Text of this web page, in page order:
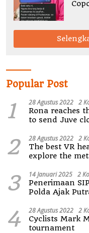
Popular Post
1 28 Agustus 2022 2
Rona reaches
to send Juve
2 28 Agustus 2022 2
The best VR
explore the
3 14 Januari 2025 2
Penerimaan
Polda Ajak
4 28 Agustus 2022 2
Cyclists Mark
tournament